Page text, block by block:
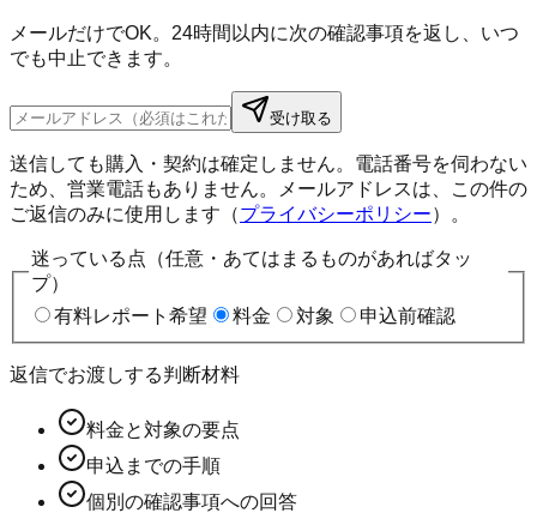
メールだけでOK。24時間以内に次の確認事項を返し、いつ
でも中止できます。
受け取る
送信しても購入・契約は確定しません。電話番号を伺わない
ため、営業電話もありません。メールアドレスは、この件の
ご返信のみに使用します（プライバシーポリシー）。
迷っている点（任意・あてはまるものがあればタッ
プ）
有料レポート希望
料金 対象 申込前確認
返信でお渡しする判断材料
料金と対象の要点
申込までの手順
個別の確認事項への回答